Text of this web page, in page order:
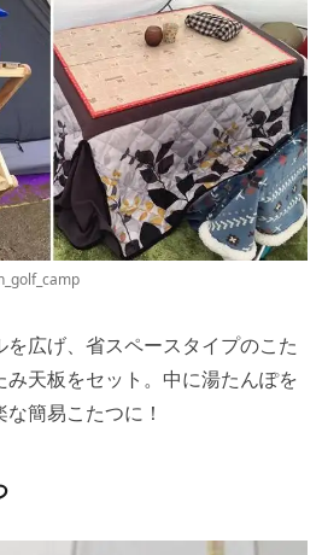
広げ、省スペースタイプのこた
天板をセット。中に湯たんぽを
簡易こたつに！